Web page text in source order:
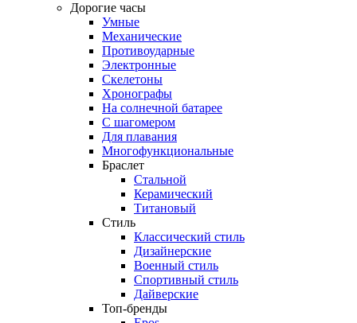
Дорогие часы
Умные
Механические
Противоударные
Электронные
Скелетоны
Хронографы
На солнечной батарее
С шагомером
Для плавания
Многофункциональные
Браслет
Стальной
Керамический
Титановый
Стиль
Классический стиль
Дизайнерские
Военный стиль
Спортивный стиль
Дайверские
Топ-бренды